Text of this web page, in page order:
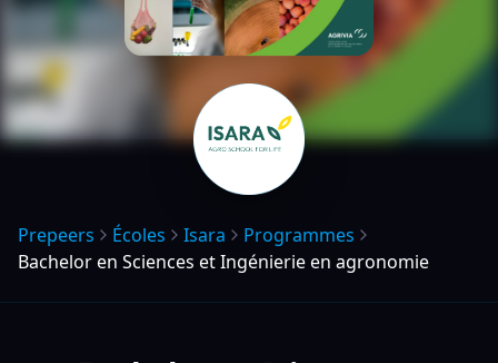
Prepeers Écoles Isara
Programmes
Bachelor en Sciences et Ingénierie en agronomie